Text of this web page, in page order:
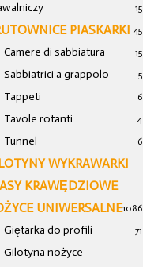
15
PIASKARKI 45
Camere di sabbiatura 15
Sabbiatrici a grappolo 5
Tappeti 6
Tavole rotanti 4
Tunnel 6
WYKRAWARKI
KRAWĘDZIOWE
UNIWERSALNE1086
Giętarka do profili 71
Gilotyna nożyce